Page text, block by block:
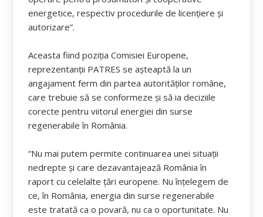
energetice, respectiv procedurile de licențiere și
autorizare”.
Aceasta fiind poziția Comisiei Europene,
reprezentanții PATRES se așteaptă la un
angajament ferm din partea autorităților române,
care trebuie să se conformeze și să ia deciziile
corecte pentru viitorul energiei din surse
regenerabile în România.
“Nu mai putem permite continuarea unei situații
nedrepte și care dezavantajează România în
raport cu celelalte țări europene. Nu înțelegem de
ce, în România, energia din surse regenerabile
este tratată ca o povară, nu ca o oportunitate. Nu